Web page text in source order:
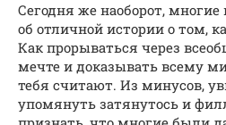
Сегодня же наоборот,
об отличной истории о том,
Как прорываться через
мечте и доказывать всему
тебя считают. Из минусов,
упомянуть затянутось и